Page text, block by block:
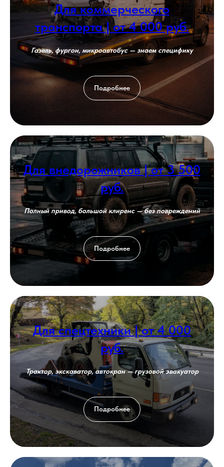
Для коммерческого
транспорта | от 4 000 руб.
Газель, фургон, микроавтобус — знаем специфику
Подробнее
Для внедорожников | от 3 500
руб.
Полный привод, большой клиренс — без повреждений
Подробнее
Для спецтехники | от 4 000
руб.
Трактор, экскаватор, автокран — грузовой эвакуатор
Подробнее